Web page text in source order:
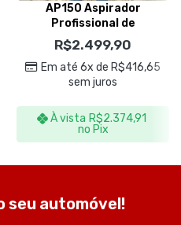
AP150 Aspirador
Profissional de
Pó/Líquidos 50L 220v –
IPC Brasil
R$2.499,90
Em até 6x de R$416,65
sem juros
À vista R$2.374,91
no Pix
seu automóvel!